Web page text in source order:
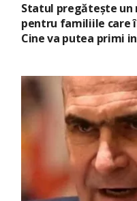
Statul pregătește un
pentru familiile care
Cine va putea primi